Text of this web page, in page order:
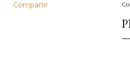
Compartir